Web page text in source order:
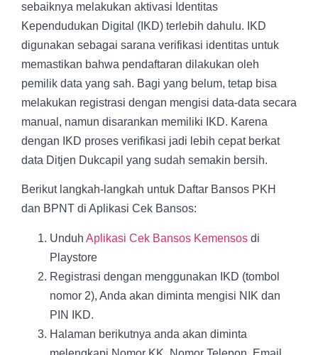
sebaiknya melakukan aktivasi Identitas
Kependudukan Digital (IKD) terlebih dahulu. IKD
digunakan sebagai sarana verifikasi identitas untuk
memastikan bahwa pendaftaran dilakukan oleh
pemilik data yang sah. Bagi yang belum, tetap bisa
melakukan registrasi dengan mengisi data-data secara
manual, namun disarankan memiliki IKD. Karena
dengan IKD proses verifikasi jadi lebih cepat berkat
data Ditjen Dukcapil yang sudah semakin bersih.
Berikut langkah-langkah untuk Daftar Bansos PKH
dan BPNT di Aplikasi Cek Bansos:
Unduh Aplikasi Cek Bansos Kemensos di
Playstore
Registrasi dengan menggunakan IKD (tombol
nomor 2), Anda akan diminta mengisi NIK dan
PIN IKD.
Halaman berikutnya anda akan diminta